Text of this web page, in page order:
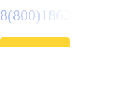
8(800)1862102